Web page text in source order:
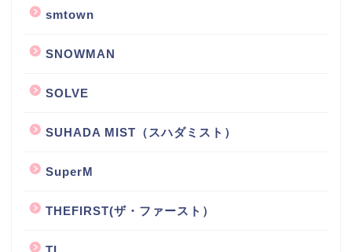
smtown
SNOWMAN
SOLVE
SUHADA MIST（スハダミスト）
SuperM
THEFIRST(ザ・ファースト）